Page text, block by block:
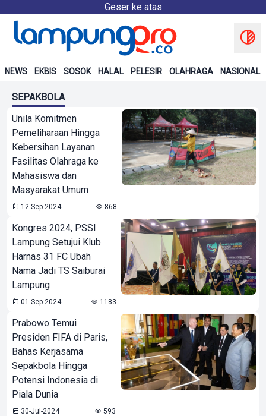
Geser ke atas
NEWS EKBIS SOSOK HALAL PELESIR OLAHRAGA NASIONAL
SEPAKBOLA
Unila Komitmen
Pemeliharaan Hingga
Kebersihan Layanan
Fasilitas Olahraga ke
Mahasiswa dan
Masyarakat Umum
12-Sep-2024 868
Kongres 2024, PSSI
Lampung Setujui Klub
Harnas 31 FC Ubah
Nama Jadi TS Saiburai
Lampung
01-Sep-2024 1183
Prabowo Temui
Presiden FIFA di Paris,
Bahas Kerjasama
Sepakbola Hingga
Potensi Indonesia di
Piala Dunia
30-Jul-2024 593